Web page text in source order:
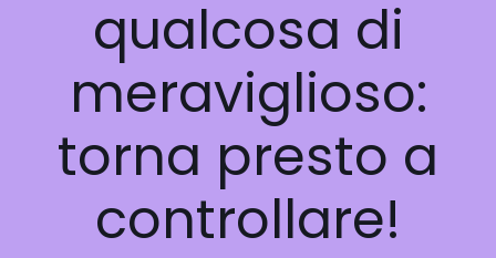
qualcosa di
meraviglioso:
torna presto a
controllare!